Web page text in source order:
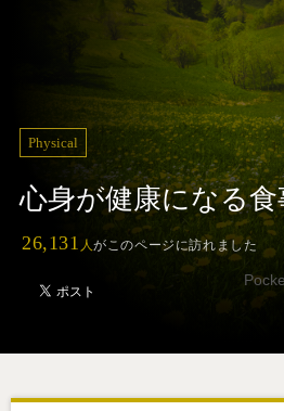
Physical
心身が健康になる
26,131 人がこのページに訪れました